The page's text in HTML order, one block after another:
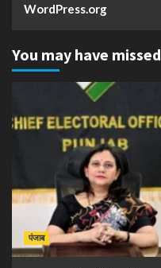
WordPress.org
You may have missed
पंजाब